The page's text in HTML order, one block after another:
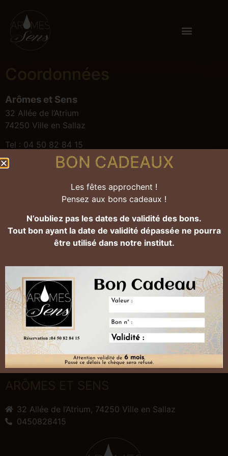
Coordonnées
Arômes et Sens
32 Allée de l’Atrium
74250 Ville en Sallaz
Tel : 04 50 82 84 15
Lundi / Mardi / Jeudi / Vendredi : 9h – 19h
Mercredi.: 9h – 16h
Samedi. : 8h – 16h
Dimanche : Fermé
HORAIRES
Lundi / Mardi / Jeudi / Vendredi : 9h - 19h
Mercredi : 9h - 18h
Samedi : 8h30 - 16h
Dimanche : Fermé
ARÔMES ET SENS
32 Allée de l’Atrium, 74250 Ville en Sallaz
0450828415
BON CADEAUX
Les fêtes approchent !
Pensez aux bons cadeaux !
N’oubliez pas les dates de validité des bons.
Tout bon ayant la date de validité dépassée ne pourra
être utilisé dans notre institut.